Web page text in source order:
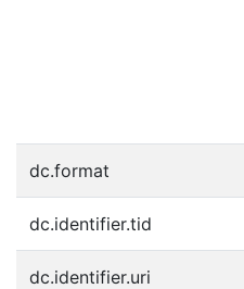
dc.format
dc.identifier.tid
dc.identifier.uri